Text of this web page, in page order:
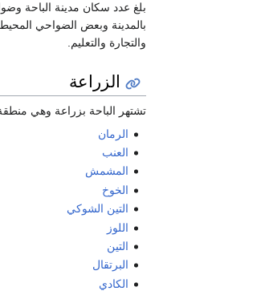
بلغ عدد سكان مدينة الباحة وضواحيها
بالمدينة وبعض الضواحي
والتجارة والتعليم.
الزراعة
تشتهر الباحة بزراعة وهي
الرمان
العنب
المشمش
الخوخ
التين الشوكي
اللوز
التين
البرتقال
الكادي